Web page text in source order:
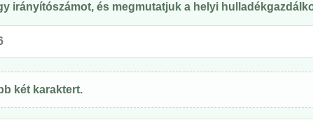
irányítószámot, és megmutatjuk a helyi
két karaktert.